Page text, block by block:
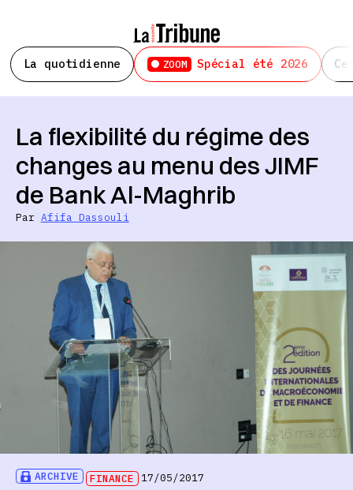
La quotidienne ZOOM Spécial été 2026
ARCHIVE FINANCE 17/05/2017
La flexibilité du régime des
changes au menu des JIMF
de Bank Al-Maghrib
Par Afifa Dassouli